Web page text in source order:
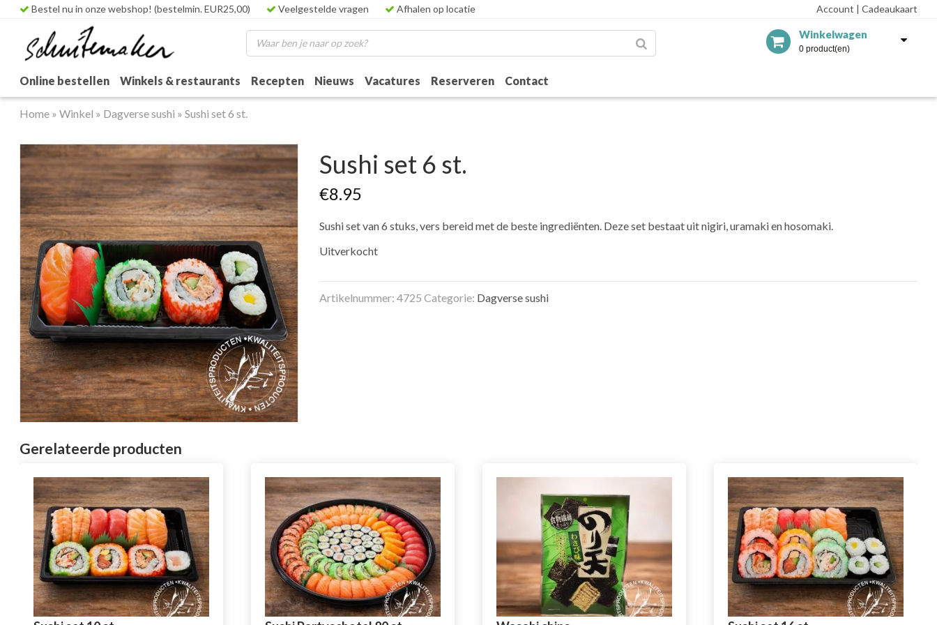
Bestel nu in onze webshop! (bestelmin. EUR25,00) Veelgestelde vragen Afhalen op locatie Account | Cadeaukaart
Winkelwagen
0 product(en)
Online bestellen Winkels & restaurants Recepten Nieuws Vacatures Reserveren Contact
Home »Winkel » Dagverse sushi »Sushi set 6 st.
Sushi set 6 st.
€8.95
Sushi set van 6 stuks, vers bereid met de beste ingrediënten. Deze set bestaat uit nigiri, uramaki en hosomaki.
Uitverkocht
Artikelnummer:4725 Categorie: Dagverse sushi
Gerelateerde producten